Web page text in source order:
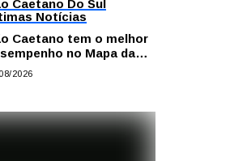
Caetano Do Sul
Notícias
Caetano tem o melhor
no Mapa da
da Grande SP
2026